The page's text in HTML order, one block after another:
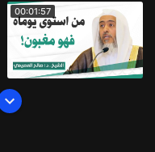
00:01:57